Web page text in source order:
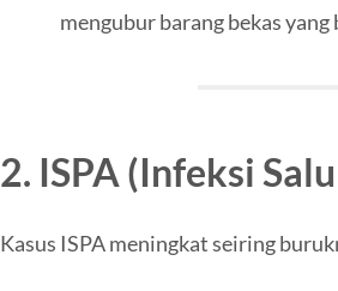
mengubur barang bekas
2. ISPA (Infeksi
Kasus ISPA meningkat seiring